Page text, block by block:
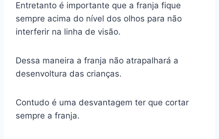
Entretanto é importante que a franja fique
sempre acima do nível dos olhos para não
interferir na linha de visão.
Dessa maneira a franja não atrapalhará a
desenvoltura das crianças.
Contudo é uma desvantagem ter que cortar
sempre a franja.